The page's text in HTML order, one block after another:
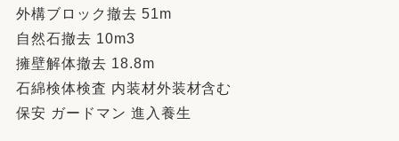
外構ブロック撤去 51m
自然石撤去 10m3
擁壁解体撤去 18.8m
石綿検体検査 内装材外装材含む
保安 ガードマン 進入養生